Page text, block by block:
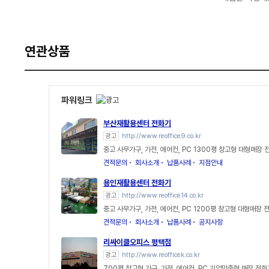
연관상품
파워링크
부산재활용센터 전화기
광고 http://www.reoffice9.co.kr
중고 사무가구, 가전, 에어컨, PC 1300평 창고형 대형매장 전
견적문의
회사소개 납품사례 지점안내
용인재활용센터 전화기
광고 http://www.reoffice14.co.kr
중고 사무가구, 가전, 에어컨, PC 1200평 창고형 대형매장 전
견적문의
회사소개 납품사례 공지사항
리싸이클오피스 평택점
광고 http://www.reofficek.co.kr